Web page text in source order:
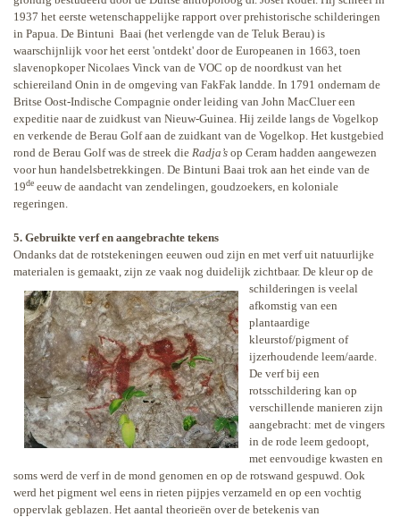
1937 het eerste wetenschappelijke rapport over prehistorische schilderingen
in Papua. De Bintuni Baai (het verlengde van de Teluk Berau) is
waarschijnlijk voor het eerst 'ontdekt' door de Europeanen in 1663, toen
slavenopkoper Nicolaes Vinck van de VOC op de noordkust van het
schiereiland Onin in de omgeving van FakFak landde. In 1791 ondernam de
Britse Oost-Indische Compagnie onder leiding van John MacCluer een
expeditie naar de zuidkust van Nieuw-Guinea. Hij zeilde langs de Vogelkop
en verkende de Berau Golf aan de zuidkant van de Vogelkop. Het kustgebied
rond de Berau Golf was de streek die Radja’s op Ceram hadden aangewezen
voor hun handelsbetrekkingen. De Bintuni Baai trok aan het einde van de
19de eeuw de aandacht van zendelingen, goudzoekers, en koloniale
regeringen.
5. Gebruikte verf en aangebrachte tekens
Ondanks dat de rotstekeningen eeuwen oud zijn en met verf uit natuurlijke
materialen is gemaakt, zijn ze vaak nog duidelijk zichtbaar. De kleur op de
schilderingen is veelal
afkomstig van een
plantaardige
kleurstof/pigment of
ijzerhoudende leem/aarde.
De verf bij een
rotsschildering kan op
verschillende manieren zijn
aangebracht: met de vingers
in de rode leem gedoopt,
met eenvoudige kwasten en
soms werd de verf in de mond genomen en op de rotswand gespuwd. Ook
werd het pigment wel eens in rieten pijpjes verzameld en op een vochtig
oppervlak geblazen. Het aantal theorieën over de betekenis van